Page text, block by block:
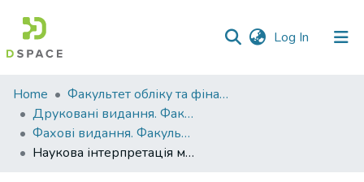
Log In (current)
Communities
&
Collections
All of DSpace
Home
Факультет обліку та фінансів
Друковані видання. Факультет обліку та фінансів
Фахові видання. Факультет обліку та фінансів
Наукова інтерпретація методології обліку у працях корифеїв бухгалтерської думки